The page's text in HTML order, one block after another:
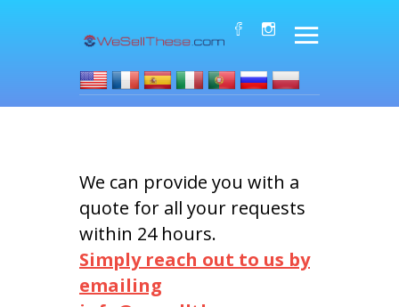
We can provide you with a
quote for all your requests
within 24 hours.
Simply reach out to us by
emailing